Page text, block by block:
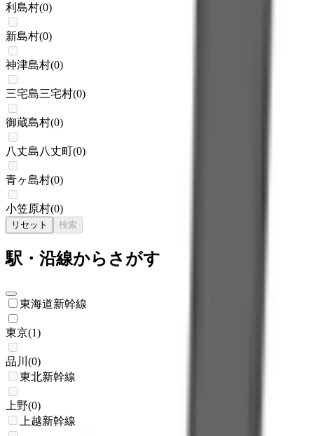
利島村(0)
新島村(0)
神津島村(0)
三宅島三宅村(0)
御蔵島村(0)
八丈島八丈町(0)
青ヶ島村(0)
小笠原村(0)
リセット 検索
駅・沿線からさがす
東海道新幹線
東京(1)
品川 (0)
東北新幹線
上野(0)
上越新幹線